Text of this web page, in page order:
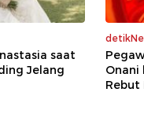
saat
Jelang
Onani
Rebut